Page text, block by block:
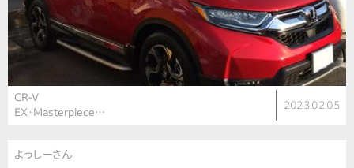
CR-V
EX・Masterpiece…
2023.02.05
よっしーさん